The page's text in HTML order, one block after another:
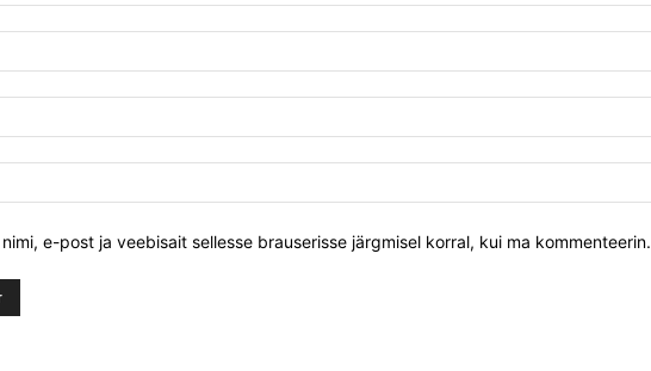
e-post ja veebisait sellesse brauserisse järgmisel korral, kui ma kommenteerin.